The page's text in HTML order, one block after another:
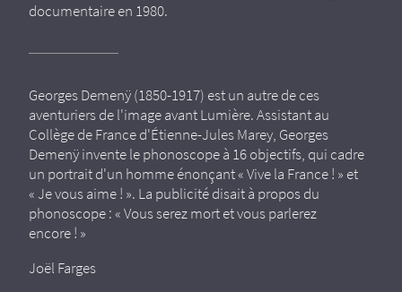
documentaire en 1980.
Georges Demenÿ (1850-1917) est un autre de ces
aventuriers de l'image avant Lumière. Assistant au
Collège de France d'Étienne-Jules Marey, Georges
Demenÿ invente le phonoscope à 16 objectifs, qui cadre
un portrait d'un homme énonçant « Vive la France ! » et
« Je vous aime ! ». La publicité disait à propos du
phonoscope : « Vous serez mort et vous parlerez
encore ! »
Joël Farges